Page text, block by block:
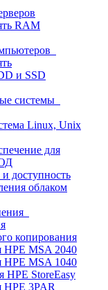
RAM
и SSD
системы
Linux, Unix
для
доступность
облаком
копирования
HPE MSA 2040
HPE MSA 1040
HPE StoreEasy
HPE 3PAR